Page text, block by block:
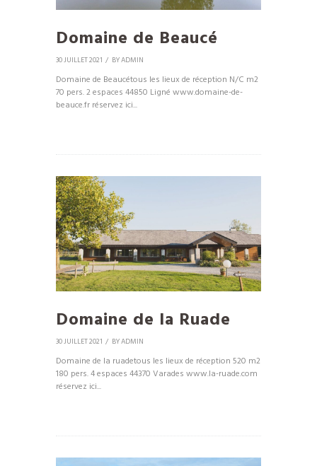
Domaine de Beaucé
30 JUILLET 2021 BYADMIN
Domaine de Beaucétous les lieux de réception N/C m2
70 pers. 2 espaces 44850 Ligné www.domaine-de-
beauce.fr réservez ici...
Domaine de la Ruade
30 JUILLET 2021 BYADMIN
Domaine de la ruadetous les lieux de réception 520 m2
180 pers. 4 espaces 44370 Varades www.la-ruade.com
réservez ici...